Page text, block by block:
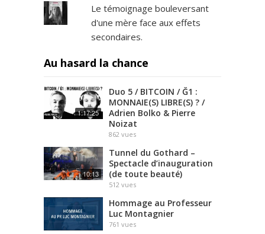
Le témoignage bouleversant
d'une mère face aux effets
secondaires.
Au hasard la chance
1:17:25
Duo 5 / BITCOIN / Ğ1 :
MONNAIE(S) LIBRE(S) ? /
Adrien Bolko & Pierre
Noizat
862 vues
10:13
Tunnel du Gothard –
Spectacle d’inauguration
(de toute beauté)
512 vues
Hommage au Professeur
Luc Montagnier
761 vues